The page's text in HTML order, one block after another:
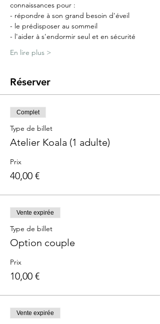
connaissances pour :
- répondre à son grand besoin d'éveil
- le prédisposer au sommeil
- l'aider à s'endormir seul et en sécurité​
En lire plus >
Réserver
Complet
Type de billet
Atelier Koala (1 adulte)
Prix
40,00 €
Vente expirée
Type de billet
Option couple
Prix
10,00 €
Vente expirée